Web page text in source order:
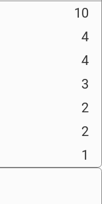
10
4
4
3
2
2
1